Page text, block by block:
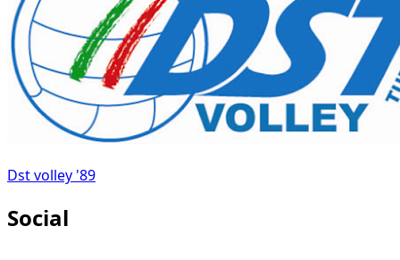
Dst volley '89
Social